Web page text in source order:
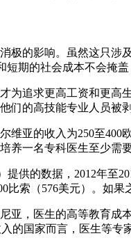
极的影响。虽然这只涉
期的社会成本不会掩
为追求更高工资和更高
们的高技能专业人员被
维亚的收入为250至400
养一名专科医生至少需
提供的数据，2012年至
比索（576美元）。如
亚，医生的高等教育成
的国家而言，医生等专